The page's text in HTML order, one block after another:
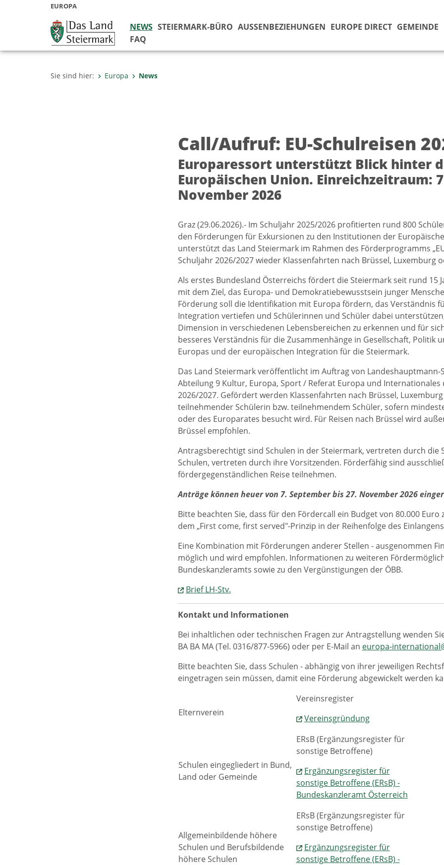
EUROPA
NEWS STEIERMARK-BÜRO AUSSENBEZIEHUNGEN EUROPE DIRECT GEMEINDE
FAQ
Sie sind hier: Europa News
Call/Aufruf: EU-Schulreisen
Europaressort unterstützt Blick hinter
Europäischen Union. Einreichzeitraum:
November 2026
Graz (29.06.2026).- Im Schuljahr 2025/2026 profitierten rund 800
den Förderungen für Exkursionen zu den Institutionen der
unterstützt das Land Steiermark im Rahmen des Förderprogramms
Schuljahr 2026/2027 wieder Klassenfahrten nach Brüssel, Luxemburg
Als erstes Bundesland Österreichs fördert die Steiermark seit rund 15
mit dem Ziel, das Europa- und Demokratiebewusstsein junger
Förderung soll die Identifikation mit Europa fördern, das Verständnis
Integration vertiefen und Schülerinnen und Schüler dabei
Dimension in verschiedenen Lebensbereichen zu erkennen und für
besseres Verständnis für die Zusammenhänge in Gesellschaft, Politik
Europas und der europäischen Integration für die Steiermark.
Das Land Steiermark veröffentlicht im Auftrag von
Abteilung 9 Kultur, Europa, Sport / Referat Europa und
2026/2027. Gefördert werden Klassenfahrten nach Brüssel,
teilnehmender Schülerin bzw. teilnehmendem Schüler, sofern
oder des Europarates besucht wird. Für Reisen nach Brüssel wird
Brüssel empfohlen.
Antragsberechtigt sind Schulen in der Steiermark, vertreten durch die
Schulen, vertreten durch ihre Vorsitzenden. Förderfähig sind
fördergegenständlichen Reise teilnehmen.
Anträge können heuer von 7. September bis 27. November 2026
Bitte beachten Sie, dass für den Fördercall ein Budget von 80.000
dem „First come, first served"-Prinzip in der Reihenfolge des
Eine Kombination mit Förderungen anderer Stellen - ausgenommen
möglich und wird empfohlen. Informationen zu weiteren
Bundeskanzleramts sowie zu den Vergünstigungen der ÖBB.
Brief LH-Stv.
Kontakt und Informationen
Bei inhaltlichen oder technischen Fragen zur Antragstellung wenden
BA BA MA (Tel. 0316/877-5966) oder per E-Mail an europa-
Bitte beachten Sie, dass Schulen - abhängig von ihrer jeweiligen
eingetragen sein müssen, damit eine Förderung abgewickelt werden
Elternverein
Vereinsregister
Vereinsgründung
Schulen eingegliedert in Bund,
Land oder Gemeinde
ERsB (Ergänzungsregister für
sonstige Betroffene)
Ergänzungsregister für
sonstige Betroffene (ERsB) -
Bundeskanzleramt Österreich
Allgemeinbildende höhere
Schulen und Berufsbildende
höhere Schulen
ERsB (Ergänzungsregister für
sonstige Betroffene)
Ergänzungsregister für
sonstige Betroffene (ERsB) -